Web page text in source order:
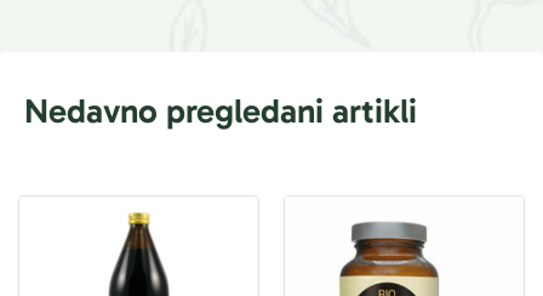
Nedavno pregledani artikli